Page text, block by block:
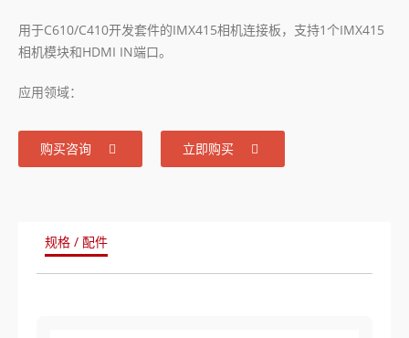
用于C610/C410开发套件的IMX415相机连接板，支持1个IMX415
相机模块和HDMI IN端口。
应用领域：
购买咨询 立即购买
规格 / 配件